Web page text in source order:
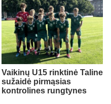
Vaikinų U15 rinktinė Taline
sužaidė pirmąsias
kontrolines rungtynes